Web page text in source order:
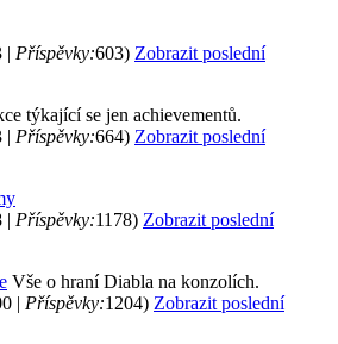
| Příspěvky:603) Zobrazit poslední
týkající se jen achievementů.
| Příspěvky:664) Zobrazit poslední
| Příspěvky:1178) Zobrazit poslední
Vše o hraní Diabla na konzolích.
| Příspěvky:1204) Zobrazit poslední